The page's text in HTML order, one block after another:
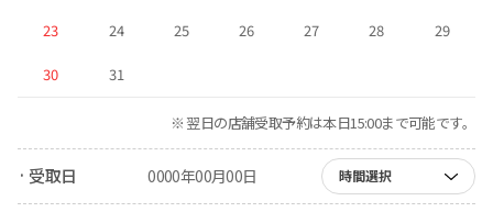
23 24 25 26 27 28 29
30 31
※ 翌日の店舗受取予約は本日15:00まで可能です。
· 受取日 0000年00月00日 時間選択